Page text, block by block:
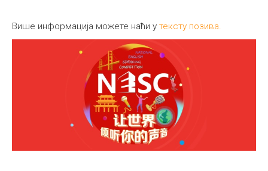
Више информација можете наћи у тексту позива.